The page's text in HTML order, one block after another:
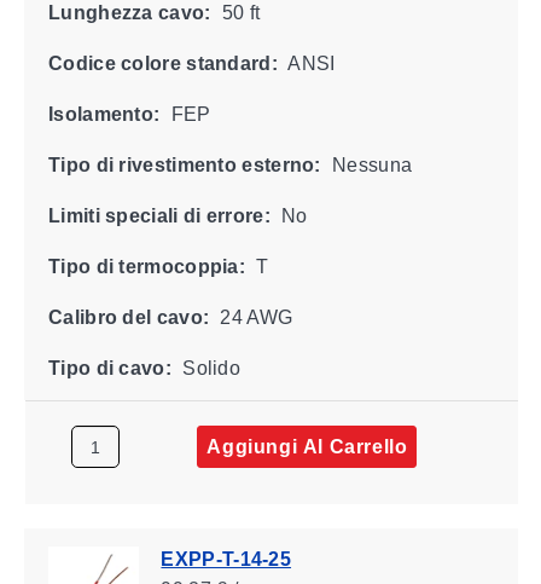
Lunghezza cavo: 50 ft
Codice colore standard: ANSI
Isolamento: FEP
Tipo di rivestimento esterno: Nessuna
Limiti speciali di errore: No
Tipo di termocoppia: T
Calibro del cavo: 24 AWG
Tipo di cavo: Solido
Aggiungi Al Carrello
EXPP-T-14-25